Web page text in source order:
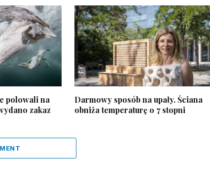
polowali na
zakaz
Darmowy sposób na upały. Ściana
obniża temperaturę o 7 stopni